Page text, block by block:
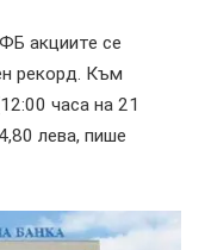
акциите се
рекорд. Към
часа на 21
лева, пише